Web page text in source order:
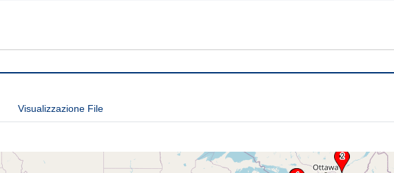
Visualizzazione File